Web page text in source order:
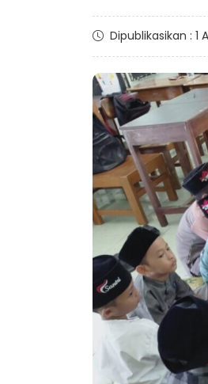
Dipublikasikan : 1